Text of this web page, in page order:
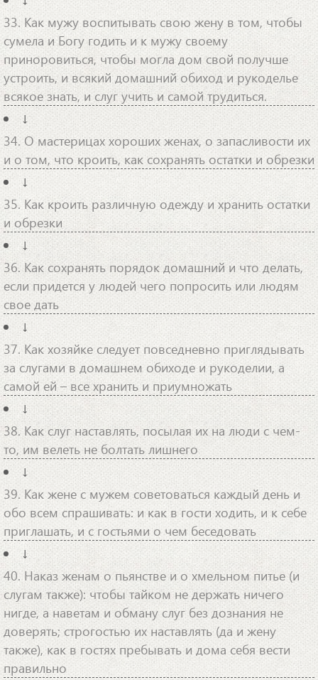
33. Как мужу воспитывать свою жену в том, чтобы
сумела и Богу годить и к мужу своему
приноровиться, чтобы могла дом свой получше
устроить, и всякий домашний обиход и рукоделье
всякое знать, и слуг учить и самой трудиться.
↓
34. О мастерицах хороших женах, о запасливости их
и о том, что кроить, как сохранять остатки и обрезки
↓
35. Как кроить различную одежду и хранить остатки
и обрезки
↓
36. Как сохранять порядок домашний и что делать,
если придется у людей чего попросить или людям
свое дать
↓
37. Как хозяйке следует повседневно приглядывать
за слугами в домашнем обиходе и рукоделии, а
самой ей – все хранить и приумножать
↓
38. Как слуг наставлять, посылая их на люди с чем-
то, им велеть не болтать лишнего
↓
39. Как жене с мужем советоваться каждый день и
обо всем спрашивать: и как в гости ходить, и к себе
приглашать, и с гостьями о чем беседовать
↓
40. Наказ женам о пьянстве и о хмельном питье (и
слугам также): чтобы тайком не держать ничего
нигде, а наветам и обману слуг без дознания не
доверять; строгостью их наставлять (да и жену
также), как в гостях пребывать и дома себя вести
правильно